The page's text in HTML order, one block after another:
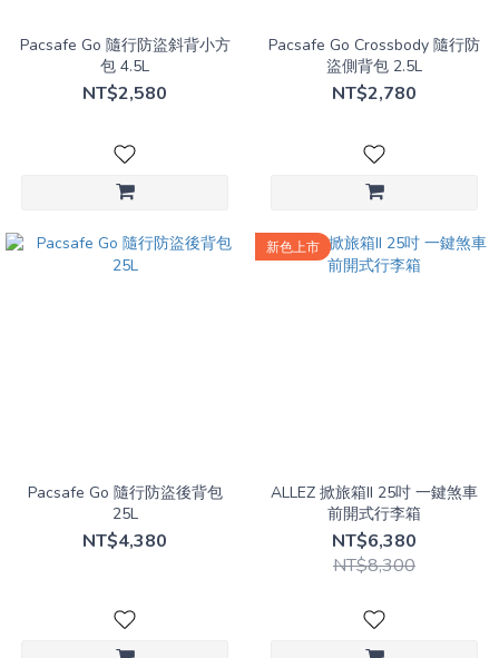
Pacsafe Go 隨行防盜斜背小方
包 4.5L
NT$2,580
Pacsafe Go Crossbody 隨行防
盜側背包 2.5L
NT$2,780
Pacsafe Go 隨行防盜後背包
25L
NT$4,380
新色上市
ALLEZ 掀旅箱II 25吋 一鍵煞車
前開式行李箱
NT$6,380
NT$8,300